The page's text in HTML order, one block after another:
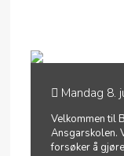
Mandag
Velkommen til
Ansgarskolen.
forsøker å